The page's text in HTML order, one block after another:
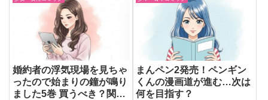
婚約者の浮気現場を見ちゃ
ったので始まりの鐘が鳴り
ました5巻 買うべき？関係
まんペン2発売！ペンギン
くんの漫画道が進む…次は
何を目指す？